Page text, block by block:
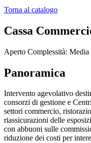
Torna al catalogo
Cassa
Aperto Complessità: Media
Panoramica
Intervento agevolativo
consorzi di gestione e
settori commercio,
riassicurazioni delle
con abbuoni sulle
riduzione dei costi per